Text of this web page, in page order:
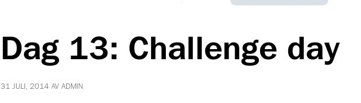
Dag 13: Challenge day
31 JULI, 2014 AV ADMIN